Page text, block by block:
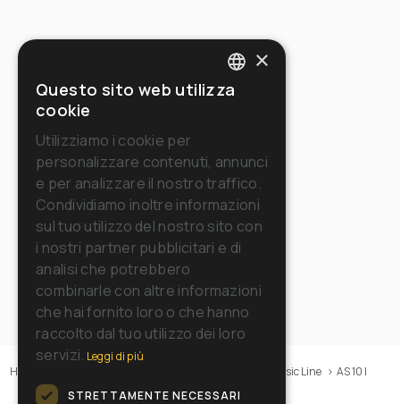
Home Classic Line > AS 10 I
ITALIAN
FRENCH
GERMAN
SPANISH
×
Questo sito web utilizza
cookie
Utilizziamo i cookie per
personalizzare contenuti, annunci
e per analizzare il nostro traffico.
Condividiamo inoltre informazioni
sul tuo utilizzo del nostro sito con
i nostri partner pubblicitari e di
analisi che potrebbero
combinarle con altre informazioni
che hai fornito loro o che hanno
raccolto dal tuo utilizzo dei loro
servizi. Leggi di più
STRETTAMENTE NECESSARI